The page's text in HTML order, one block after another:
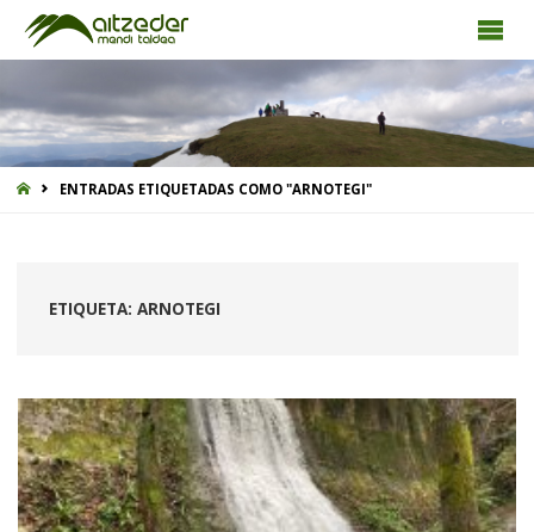
INICIOENTRADAS ETIQUETADAS COMO "ARNOTEGI"
ETIQUETA: ARNOTEGI